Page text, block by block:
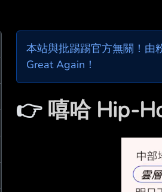
本站與批踢踢官方無關！由
Great Again！
👉 嘻哈 Hip-